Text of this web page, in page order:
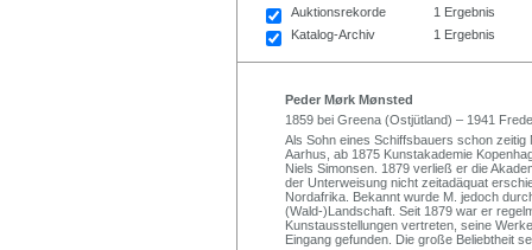
Auktionsrekorde
1 Ergebnis
Katalog-Archiv
1 Ergebnis
Peder Mørk Mønsted
1859 bei Greena (Ostjütland) – 1941
Als Sohn eines Schiffsbauers schon
Aarhus, ab 1875 Kunstakademie
Niels Simonsen. 1879 verließ er die
der Unterweisung nicht zeitadäquat
Nordafrika. Bekannt wurde M. jedoch
(Wald-)Landschaft. Seit 1879 war er
Kunstausstellungen vertreten, seine
Eingang gefunden. Die große Beliebtheit